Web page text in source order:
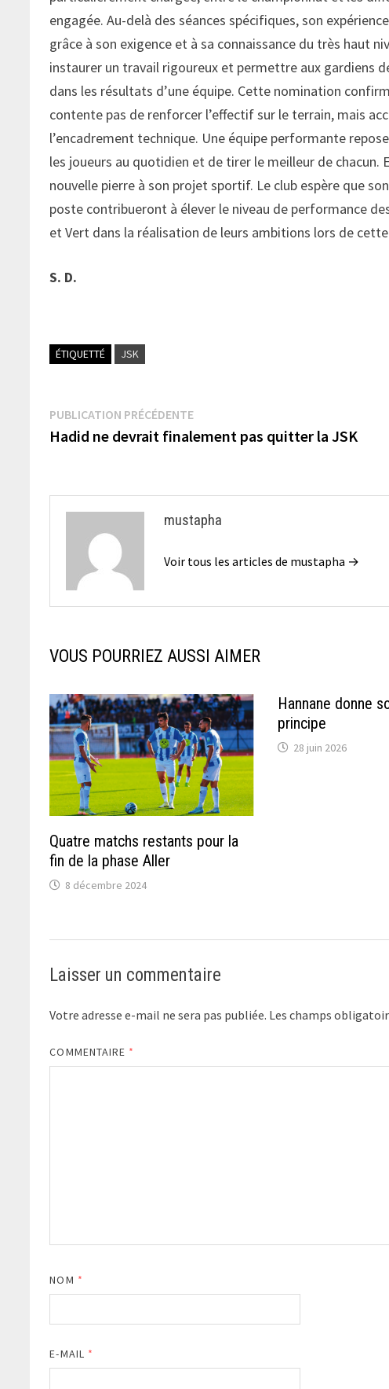
engagée. Au-delà des séances spécifiques, son
grâce à son exigence et à sa connaissance du très haut
instaurer un travail rigoureux et permettre aux gardiens
dans les résultats d’une équipe. Cette nomination
contente pas de renforcer l’effectif sur le terrain, mais
l’encadrement technique. Une équipe performante
les joueurs au quotidien et de tirer le meilleur de chacun.
nouvelle pierre à son projet sportif. Le club espère que
poste contribueront à élever le niveau de performance
et Vert dans la réalisation de leurs ambitions lors de
S. D.
ÉTIQUETTÉ JSK
Navigation
de
PUBLICATION PRÉCÉDENTEPublication
précédente :
Hadid ne devrait finalement pas quitter la JSK
mustapha
Voir tous les articles de mustapha →
VOUS POURRIEZ AUSSI AIMER
Quatre matchs restants pour la
fin de la phase Aller
8 décembre 2024
Hannane donne
principe
28 juin 2026
Laisser un commentaire
Votre adresse e-mail ne sera pas publiée. Les champs
COMMENTAIRE *
NOM *
E-MAIL *